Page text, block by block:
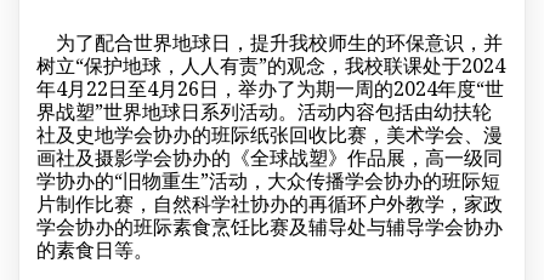
为了配合世界地球日，提升我校师生的环保意识，并
树立“保护地球，人人有责”的观念，我校联课处于2024
年4月22日至4月26日，举办了为期一周的2024年度“世
界战塑”世界地球日系列活动。活动内容包括由幼扶轮
社及史地学会协办的班际纸张回收比赛，美术学会、漫
画社及摄影学会协办的《全球战塑》作品展，高一级同
学协办的“旧物重生”活动，大众传播学会协办的班际短
片制作比赛，自然科学社协办的再循环户外教学，家政
学会协办的班际素食烹饪比赛及辅导处与辅导学会协办
的素食日等。